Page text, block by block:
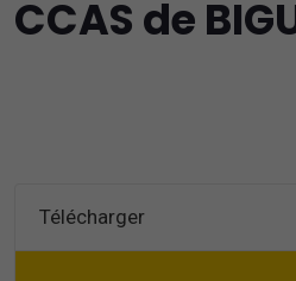
CCAS de
Télécharger